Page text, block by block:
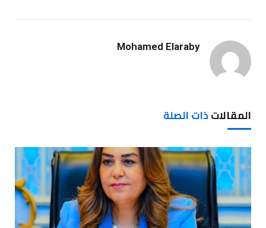
Mohamed Elaraby
المقالاتذات الصلة